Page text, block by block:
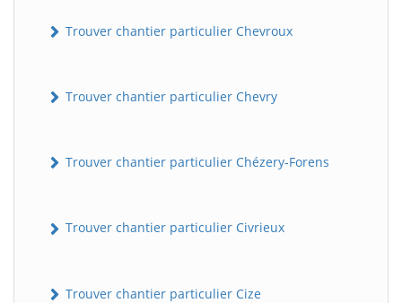
Trouver chantier particulier Chevroux
Trouver chantier particulier Chevry
Trouver chantier particulier Chézery-Forens
Trouver chantier particulier Civrieux
Trouver chantier particulier Cize